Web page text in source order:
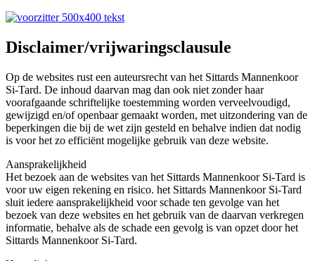
Disclaimer/vrijwaringsclausule
Op de websites rust een auteursrecht van het Sittards Mannenkoor
Si-Tard. De inhoud daarvan mag dan ook niet zonder haar
voorafgaande schriftelijke toestemming worden verveelvoudigd,
gewijzigd en/of openbaar gemaakt worden, met uitzondering van de
beperkingen die bij de wet zijn gesteld en behalve indien dat nodig
is voor het zo efficiënt mogelijke gebruik van deze website.
Aansprakelijkheid
Het bezoek aan de websites van het Sittards Mannenkoor Si-Tard is
voor uw eigen rekening en risico. het Sittards Mannenkoor Si-Tard
sluit iedere aansprakelijkheid voor schade ten gevolge van het
bezoek van deze websites en het gebruik van de daarvan verkregen
informatie, behalve als de schade een gevolg is van opzet door het
Sittards Mannenkoor Si-Tard.